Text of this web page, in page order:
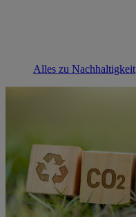
Alles zu Nachhaltigkeit